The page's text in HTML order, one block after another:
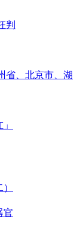
判
省、北京市、湖
官